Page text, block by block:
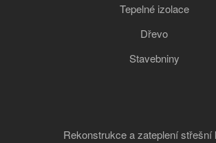
Tepelné izolace
Dřevo
Stavebniny
Rekonstrukce a zateplení střešní